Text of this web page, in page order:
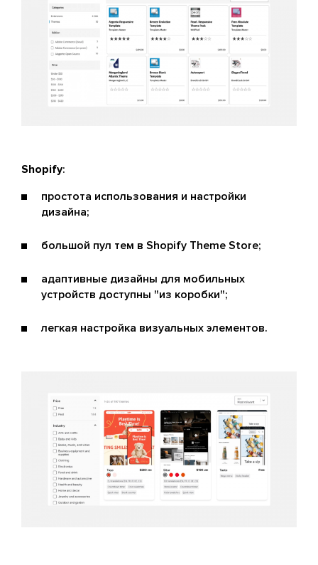
Shopify:
простота использования и настройки
дизайна;
большой пул тем в Shopify Theme Store;
адаптивные дизайны для мобильных
устройств доступны "из коробки";
легкая настройка визуальных элементов.